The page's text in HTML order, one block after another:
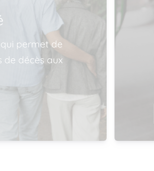
permet de
de décès aux